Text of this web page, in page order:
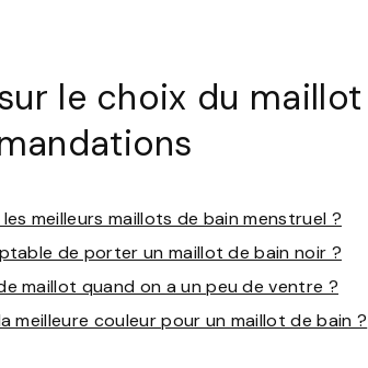
le choix du
meilleurs maillots de bain menstruel ?
de porter un maillot de bain noir ?
maillot quand on a un peu de ventre ?
meilleure couleur pour un maillot de bain ?